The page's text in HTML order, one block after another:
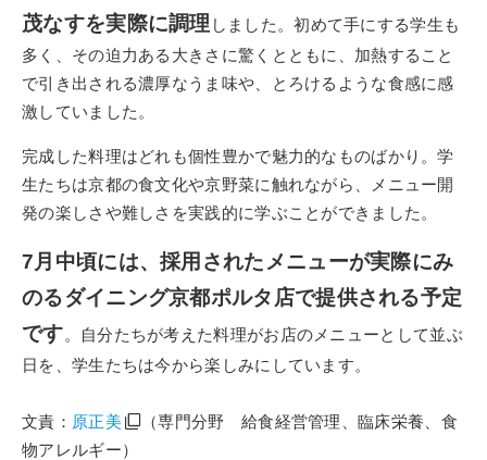
茂なすを実際に調理 しました。初めて手にする学生も
多く、その迫力ある大きさに驚くとともに、加熱すること
で引き出される濃厚なうま味や、とろけるような食感に感
激していました。
完成した料理はどれも個性豊かで魅力的なものばかり。学
生たちは京都の食文化や京野菜に触れながら、メニュー開
発の楽しさや難しさを実践的に学ぶことができました。
7月中頃には、採用されたメニューが実際にみ
のるダイニング京都ポルタ店で提供される予定
です。自分たちが考えた料理がお店のメニューとして並ぶ
日を、学生たちは今から楽しみにしています。
文責： 原正美
（専門分野 給食経営管理、臨床栄養、食
物アレルギー）